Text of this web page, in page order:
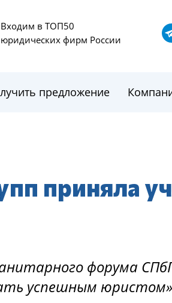
Входим в ТОП50
юридических фирм России
предложение
приняла
форума
успешным